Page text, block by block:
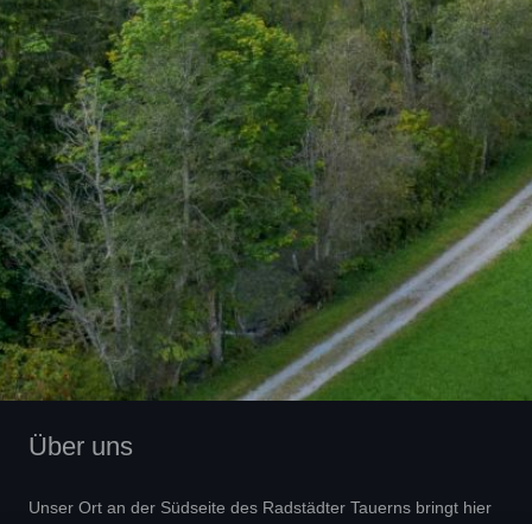
Über uns
Unser Ort an der Südseite des Radstädter Tauerns bringt hier